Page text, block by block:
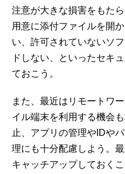
注意が大きな損害をもた
用意に添付ファイルを開
い、許可されていないソ
ドしない、といったセキ
ておこう。
また、最近はリモートワ
イル端末を利用する機会
止、アプリの管理やIDや
理にも十分配慮しよう。
キャッチアップしておく